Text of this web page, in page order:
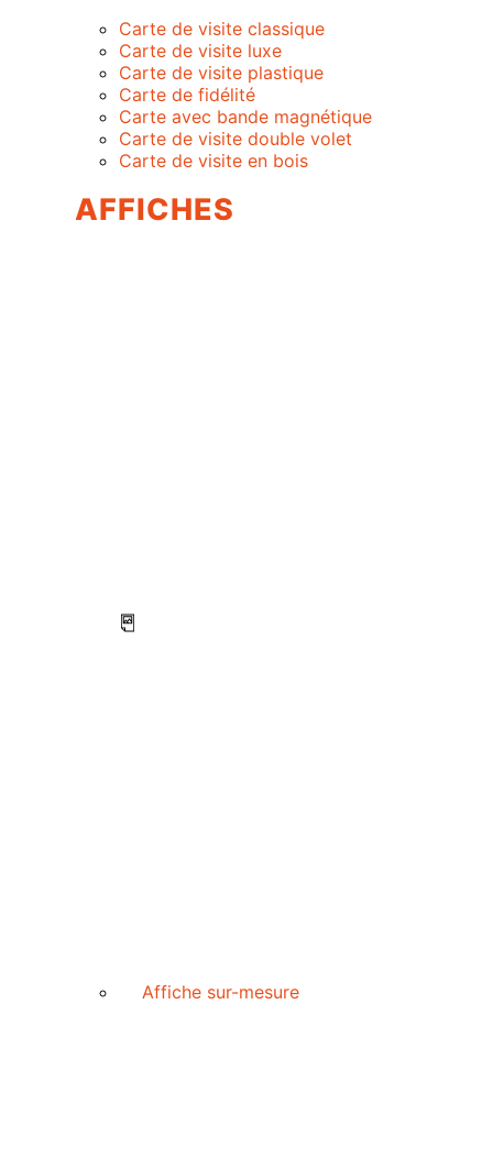
Carte de visite classique
Carte de visite luxe
Carte de visite plastique
Carte de fidélité
Carte avec bande magnétique
Carte de visite double volet
Carte de visite en bois
AFFICHES
Affiche sur-mesure